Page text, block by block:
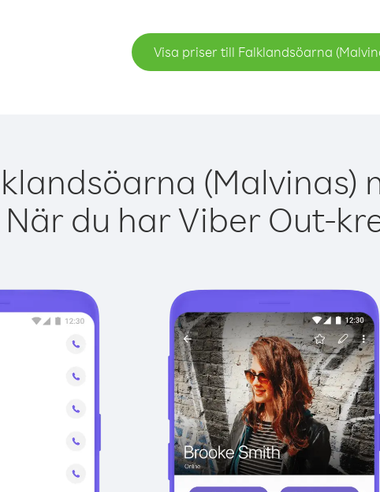
Visa priser till Falklandsöarna
(Malvinas)
När du har Viber Out-